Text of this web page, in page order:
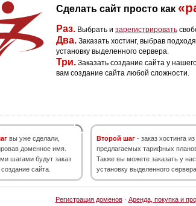
Сделать сайт просто как
Раз. Выбрать и зарегистрировать
Два. Заказать хостинг, выбрав
установку выделенного сервера.
Три. Заказать создание сайта у
вам создание сайта любой сложности.
вы уже сделали,
доменное имя.
шагами будут заказ
сайта.
Второй шаг - заказ хостинга из
предлагаемых тарифных
Также вы можете заказать у нас
установку выделенного сервера.
Регистрация доменов· Аренда, покупка и